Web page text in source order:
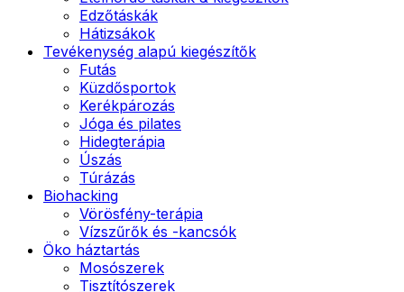
Edzőtáskák
Hátizsákok
Tevékenység alapú kiegészítők
Futás
Küzdősportok
Kerékpározás
Jóga és pilates
Hidegterápia
Úszás
Túrázás
Biohacking
Vörösfény-terápia
Vízszűrők és -kancsók
Öko háztartás
Mosószerek
Tisztítószerek